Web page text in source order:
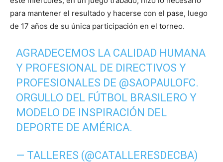
para mantener el resultado y hacerse con el pase, luego
de 17 años de su única participación en el torneo.
AGRADECEMOS LA CALIDAD HUMANA
Y PROFESIONAL DE DIRECTIVOS Y
PROFESIONALES DE @SAOPAULOFC.
ORGULLO DEL FÚTBOL BRASILERO Y
MODELO DE INSPIRACIÓN DEL
DEPORTE DE AMÉRICA.
— TALLERES (@CATALLERESDECBA)